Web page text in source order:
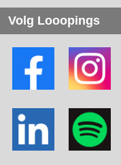
Volg Looopings